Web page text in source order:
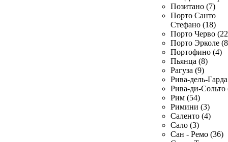
Позитано (7)
Порто Санто
Стефано (18)
Порто Черво
Порто Эрколе
Портофино (4)
Пьянца (8)
Рагуза (9)
Рива-дель-
Рива-ди-Сольто
Рим (54)
Римини (3)
Саленто (4)
Сало (3)
Сан - Ремо (36)